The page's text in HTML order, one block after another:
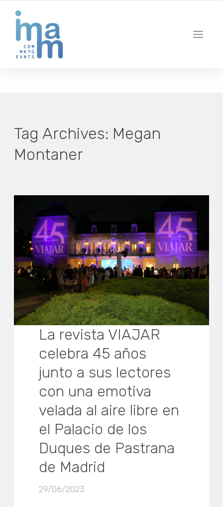
IBIZA · MADRID · BARCELONA
Tag Archives: Megan
Montaner
La revista VIAJAR
celebra 45 años
junto a sus lectores
con una emotiva
velada al aire libre en
el Palacio de los
Duques de Pastrana
de Madrid
29/06/2023